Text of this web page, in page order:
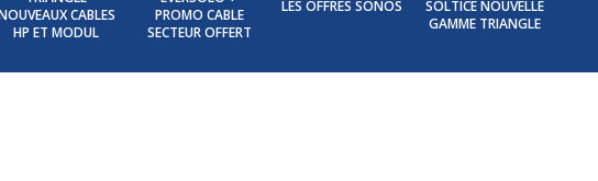
CABLES
HP ET MODUL
PROMO CABLE
SECTEUR OFFERT
LES OFFRES SONOS
SOLTICE NOUVELLE
GAMME TRIANGLE